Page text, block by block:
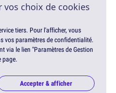
vos choix de cookies
tiers. Pour l'afficher, vous
vos paramètres de confidentialité.
via le lien "Paramètres de Gestion
page.
Accepter & afficher